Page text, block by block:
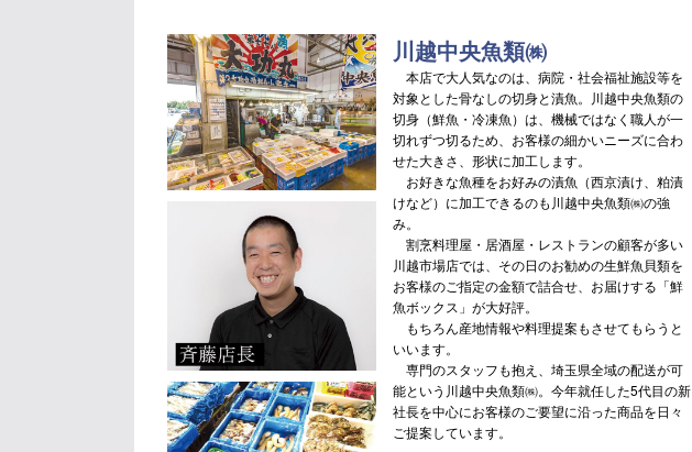
川越中央魚類㈱
本店で大人気なのは、病院・社会福祉施設等を
対象とした骨なしの切身と漬魚。川越中央魚類の
切身（鮮魚・冷凍魚）は、機械ではなく職人が一
切れずつ切るため、お客様の細かいニーズに合わ
せた大きさ、形状に加工します。
お好きな魚種をお好みの漬魚（西京漬け、粕漬
けなど）に加工できるのも川越中央魚類㈱の強
み。
割烹料理屋・居酒屋・レストランの顧客が多い
川越市場店では、その日のお勧めの生鮮魚貝類を
お客様のご指定の金額で詰合せ、お届けする「鮮
魚ボックス」が大好評。
もちろん産地情報や料理提案もさせてもらうと
いいます。
専門のスタッフも抱え、埼玉県全域の配送が可
能という川越中央魚類㈱。今年就任した5代目の新
社長を中心にお客様のご要望に沿った商品を日々
ご提案しています。